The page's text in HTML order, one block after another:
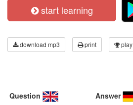
start learning
download mp3 print play
Question Answer